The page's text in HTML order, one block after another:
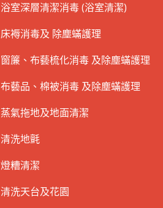
浴室深層清潔消毒 (浴室清潔)
床褥消毒及 除塵蟎護理
窗簾、布藝梳化消毒 及除塵蟎護理
布藝品、棉被消毒 及除塵蟎護理
蒸氣拖地及地面清潔
清洗地氈
燈糟清潔
清洗天台及花園